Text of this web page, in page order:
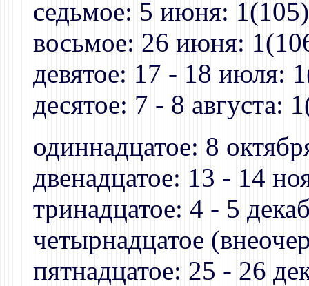
седьмое: 5 июня:
восьмое: 26 июня:
девятое: 17 - 18 июля:
десятое: 7 - 8 августа:
одиннадцатое: 8
двенадцатое: 13 - 14
тринадцатое: 4 - 5
четырнадцатое
пятнадцатое: 25 - 26